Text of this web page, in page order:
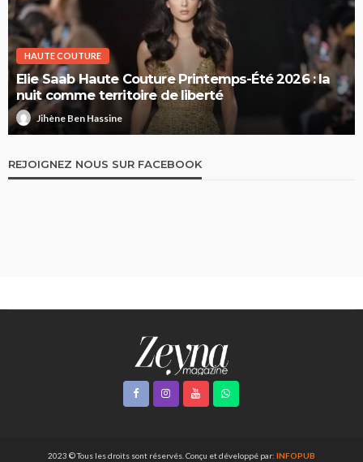
HAUTE COUTURE
Elie Saab Haute Couture Printemps-Été 2026 : la
nuit comme territoire de liberté
Jihène Ben Hassine
REJOIGNEZ NOUS SUR FACEBOOK
2023 © Tous les droits sont réservés. Conçu et développé par: INFOPUB